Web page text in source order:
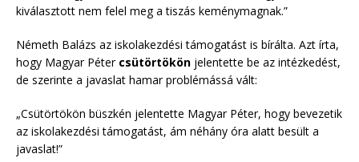
kiválasztott nem felel meg a tiszás keménymagnak.”
Németh Balázs az iskolakezdési támogatást is bírálta. Azt írta,
hogy Magyar Péter csütörtökön jelentette be az intézkedést,
de szerinte a javaslat hamar problémássá vált:
„Csütörtökön büszkén jelentette Magyar Péter, hogy bevezetik
az iskolakezdési támogatást, ám néhány óra alatt besült a
javaslat!”